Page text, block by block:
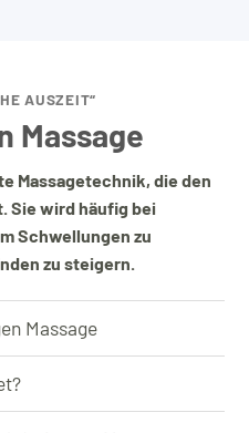
AUSZEIT“
Massage
Massagetechnik, die den
Sie wird häufig bei
Schwellungen zu
zu steigern.
Massage